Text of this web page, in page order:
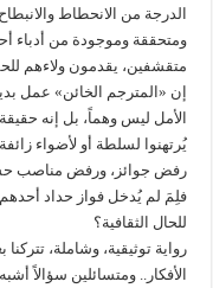
الدرجة من الانحطاط
ومتحققة وموجودة من أدباء
متقشفين، يقدمون ولاءهم
إن «المترجم الخائن» عمل
الأمل ليس وهماً، بل إنه
يُرتهنوا لسلطة أو لأضواء
رفض جوائز، ورفض مناصب
فلِمَ لم يُدخل فواز حداد أحدهم
للحال الثقافية؟
رواية توثيقية، وشاملة،
الأفكار.. ومتسائلين سؤالاً